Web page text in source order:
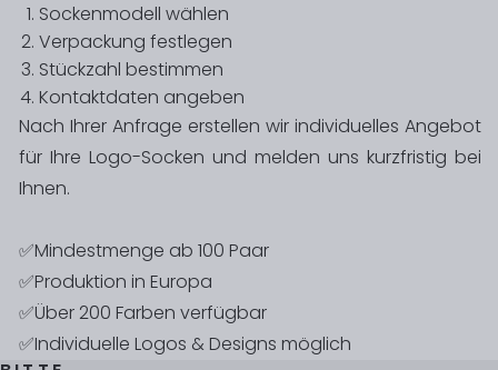
Sockenmodell wählen
Verpackung festlegen
Stückzahl bestimmen
Kontaktdaten angeben
Nach Ihrer Anfrage erstellen wir individuelles Angebot
für Ihre Logo-Socken und melden uns kurzfristig bei
Ihnen.
✅Mindestmenge ab 100 Paar
✅Produktion in Europa
✅Über 200 Farben verfügbar
✅Individuelle Logos & Designs möglich